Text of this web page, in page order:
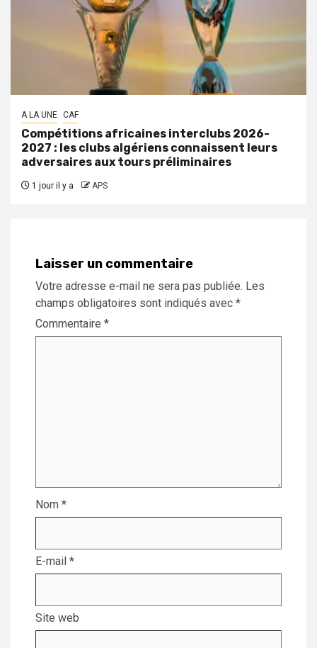
A LA UNE CAF
Compétitions africaines interclubs 2026-
2027 : les clubs algériens connaissent leurs
adversaires aux tours préliminaires
1 jour il y a APS
Laisser un commentaire
Votre adresse e-mail ne sera pas publiée. Les
champs obligatoires sont indiqués avec *
Commentaire *
Nom *
E-mail *
Site web